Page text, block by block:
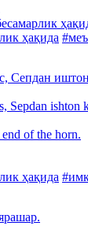
ҳақида
Сепдан
Sepdan ishton
of the horn.
ҳақида